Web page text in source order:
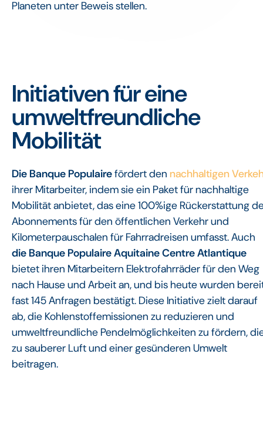
Planeten unter Beweis stellen.
Initiativen für eine
umweltfreundliche
Mobilität
Die Banque Populairefördert den nachhaltigen
ihrer Mitarbeiter, indem sie ein Paket für nachhaltige
Mobilität anbietet, das eine 100%ige Rückerstattung
Abonnements für den öffentlichen Verkehr und
Kilometerpauschalen für Fahrradreisen umfasst. Auch
die Banque Populaire Aquitaine CentreAtlantique
bietet ihren Mitarbeitern Elektrofahrräder für den Weg
nach Hause und Arbeit an, und bis heute wurden
fast 145 Anfragen bestätigt. Diese Initiative zielt darauf
ab, die Kohlenstoffemissionen zu reduzieren und
umweltfreundliche Pendelmöglichkeiten zu fördern,
zu sauberer Luft und einer gesünderen Umwelt
beitragen.